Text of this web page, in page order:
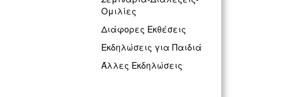
Ομιλίες
Διάφορες Εκθέσεις
Εκδηλώσεις για Παιδιά
Άλλες Εκδηλώσεις